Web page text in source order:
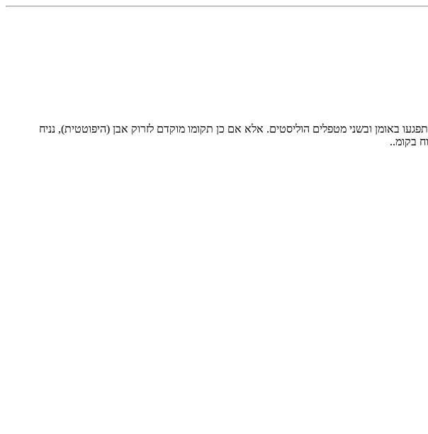
באומן ובשני מטפלים הוליסטים. אלא אם כן תקומו מוקדם לזרוק אבן (היפוטטית), נניח
בקומ..